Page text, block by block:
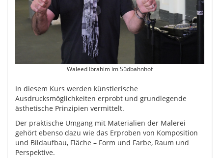
Waleed Ibrahim im Südbahnhof
In diesem Kurs werden künstlerische
Ausdrucksmöglichkeiten erprobt und grundlegende
ästhetische Prinzipien vermittelt.
Der praktische Umgang mit Materialien der Malerei
gehört ebenso dazu wie das Erproben von Komposition
und Bildaufbau, Fläche – Form und Farbe, Raum und
Perspektive.